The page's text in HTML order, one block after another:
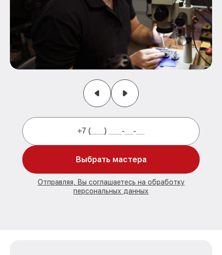
Выбрать мастера
Отправляя, Вы соглашаетесь на обработку
персональных данных